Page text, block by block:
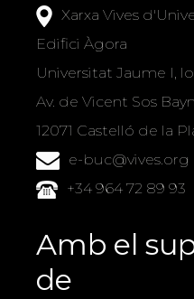
Xarxa Vives
Edifici Àgora
Universitat Jaume I,
Av. de Vicent Sos
12071 Castelló de la
e-buc@vives.org
+34 964 72 89 93
Amb el
de